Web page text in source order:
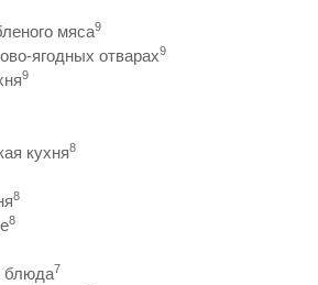
мяса9
ягодных отварах9
9
кухня8
8
8
блюда7